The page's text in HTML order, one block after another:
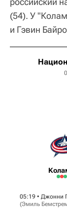
(54). У
и Гэвин
05:19 • Джонни
(Эмиль